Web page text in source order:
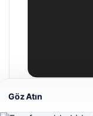
Hastaş Beton
Göz Atın